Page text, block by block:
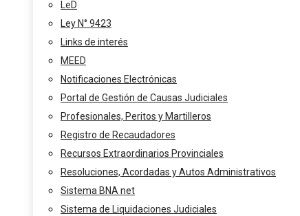
LeD
Ley N° 9423
Links de interés
MEED
Notificaciones Electrónicas
Portal de Gestión de Causas Judiciales
Profesionales, Peritos y Martilleros
Registro de Recaudadores
Recursos Extraordinarios Provinciales
Resoluciones, Acordadas y Autos Administrativos
Sistema BNA net
Sistema de Liquidaciones Judiciales